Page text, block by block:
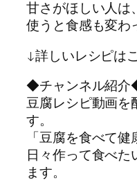
甘さがほしい人は
使うと食感も変わ
↓詳しいレシピは
◆チャンネル紹
豆腐レシピ動画を
す。
「豆腐を食べて健
日々作って食べた
ます。